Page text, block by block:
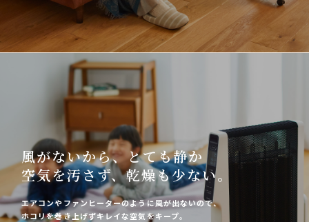
風がないから、とても静か
空気を汚さず、乾燥も少ない。
エアコンやファンヒーターのように風が出ないので、
ホコリを巻き上げずキレイな空気をキープ。